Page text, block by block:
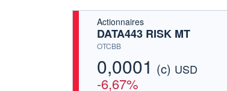
Actionnaires
DATA443 RISK MT
OTCBB
0,0001 (c) USD
-6,67%